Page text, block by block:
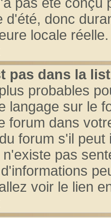
d'été, donc
locale réelle.
pas dans la
probables
langage sur le
forum dans
forum s'il
pas
voir le lien